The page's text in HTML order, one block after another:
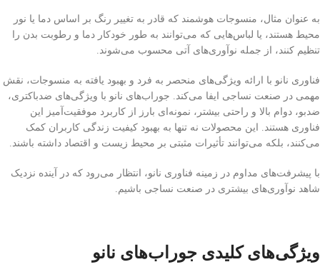
به عنوان مثال، منسوجات هوشمند که قادر به تغییر رنگ بر اساس دما یا نور
محیط هستند، یا لباس‌هایی که می‌توانند به طور خودکار دما و رطوبت بدن را
تنظیم کنند، از جمله نوآوری‌های آتی محسوب می‌شوند.
فناوری نانو با ارائه ویژگی‌های منحصر به فرد و بهبود یافته به منسوجات، نقش
مهمی در صنعت نساجی ایفا می‌کند. جوراب‌های نانو با ویژگی‌های ضدباکتری،
ضدبو، دوام بالا و راحتی بیشتر، نمونه‌ای بارز از کاربرد موفقیت‌آمیز این
فناوری هستند. این محصولات نه تنها به بهبود کیفیت زندگی کاربران کمک
می‌کنند، بلکه می‌توانند تأثیرات مثبتی بر محیط زیست و اقتصاد داشته باشند.
با پیشرفت‌های مداوم در زمینه فناوری نانو، انتظار می‌رود که در آینده نزدیک
شاهد نوآوری‌های بیشتری در صنعت نساجی باشیم.
ویژگی‌های کلیدی جوراب‌های نانو